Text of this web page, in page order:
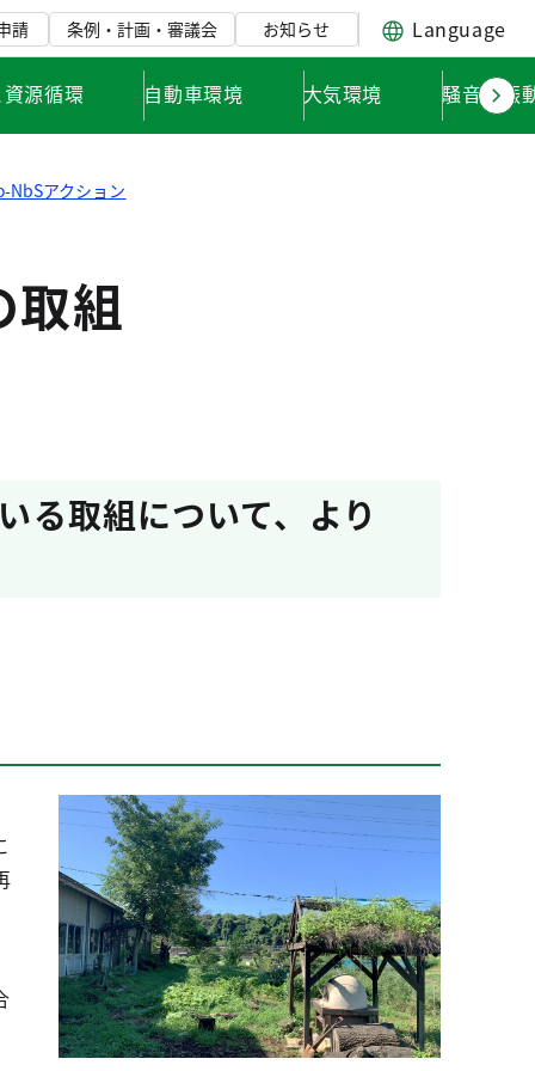
請 条例・計画・審議会 お知らせ Language
源循環 自動車環境 大気環境 騒音・振
NbSアクション
組
る取組について、より